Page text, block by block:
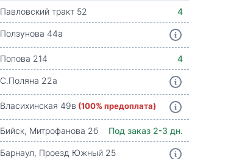
Павловский тракт 52
4
Ползунова 44а
Попова 214
4
С.Поляна 22а
Власихинская 49в (100% предоплата)
Бийск, Митрофанова 2б
Под заказ 2-3 дн.
Барнаул, Проезд Южный 25